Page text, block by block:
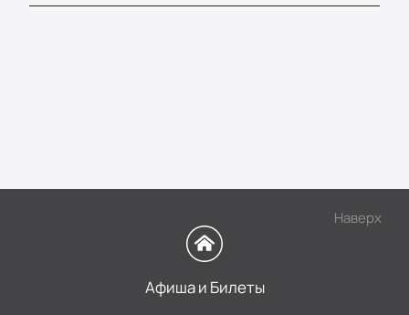
Наверх
Афиша и Билеты